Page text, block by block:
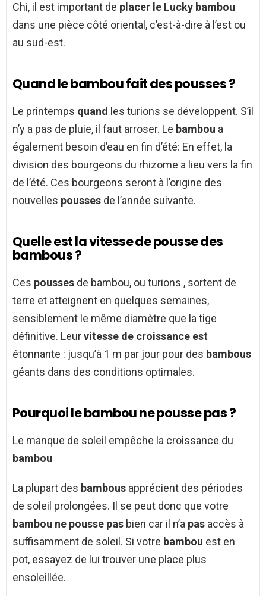
Chi, il est important de placer le Lucky bambou
dans une pièce côté oriental, c’est-à-dire à l’est ou
au sud-est.
Quand le bambou fait des pousses ?
Le printemps quand les turions se développent. S’il
n’y a pas de pluie, il faut arroser. Le bambou a
également besoin d’eau en fin d’été: En effet, la
division des bourgeons du rhizome a lieu vers la fin
de l’été. Ces bourgeons seront à l’origine des
nouvelles pousses de l’année suivante.
Quelle est la vitesse de pousse des
bambous ?
Ces pousses de bambou, ou turions , sortent de
terre et atteignent en quelques semaines,
sensiblement le même diamètre que la tige
définitive. Leurvitesse de croissance est
étonnante : jusqu’à 1 m par jour pour des bambous
géants dans des conditions optimales.
Pourquoi le bambou ne pousse pas ?
Le manque de soleil empêche la croissance du
bambou
La plupart des bambous apprécient des périodes
de soleil prolongées. Il se peut donc que votre
bambou ne pousse pas bien car il n’a pas accès à
suffisamment de soleil. Si votre bambou est en
pot, essayez de lui trouver une place plus
ensoleillée.